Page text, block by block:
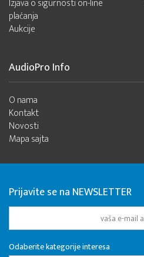
Izjava o sigurnosti on-line
plaćanja
Aukcije
AudioPro Info
O nama
Kontakt
Novosti
Mapa sajta
Prijavite se na NEWSLETTER
Odaberite kategorije interesa